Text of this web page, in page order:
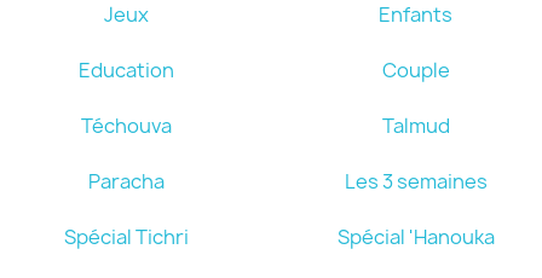
Jeux Enfants
Education Couple
Téchouva Talmud
Paracha Les 3 semaines
Spécial Tichri Spécial 'Hanouka